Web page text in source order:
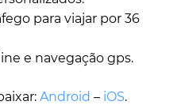
para viajar por 36
e navegação gps.
Android – iOS.